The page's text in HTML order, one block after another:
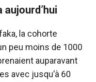
la cohorte
peu moins de 1000
auparavant
avec jusqu’à 60